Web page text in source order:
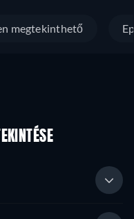
megtekinthető